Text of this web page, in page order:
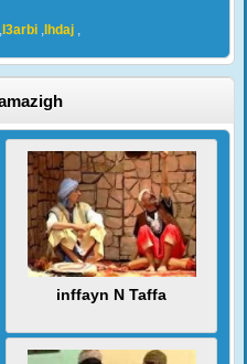
,l3arbi,lhdaj,
inffayn N Taffa